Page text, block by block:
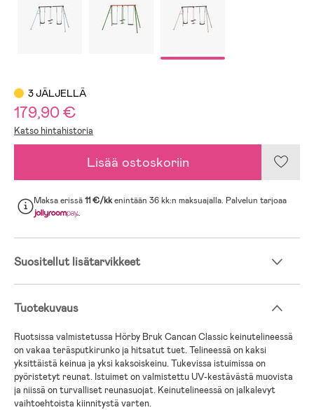
3 JÄLJELLÄ
179,90 €
Katso hintahistoria
Lisää ostoskoriin
Maksa erissä11 €/kkenintään 36 kk:n maksuajalla. Palvelun tarjoaa
.
Suositellut lisätarvikkeet
Tuotekuvaus
Ruotsissa valmistetussa Hörby Bruk Cancan Classic keinutelineessä
on vakaa teräsputkirunko ja hitsatut tuet. Telineessä on kaksi
yksittäistä keinua ja yksi kaksoiskeinu. Tukevissa istuimissa on
pyöristetyt reunat. Istuimet on valmistettu UV-kestävästä muovista
ja niissä on turvalliset reunasuojat. Keinutelineessä on jalkalevyt
vaihtoehtoista kiinnitystä varten.